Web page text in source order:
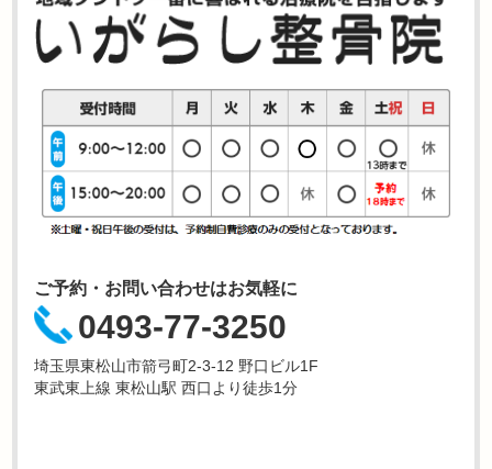
ご予約・お問い合わせはお気軽に
0493-77-3250
埼玉県東松山市箭弓町2-3-12 野口ビル1F
東武東上線 東松山駅 西口より徒歩1分